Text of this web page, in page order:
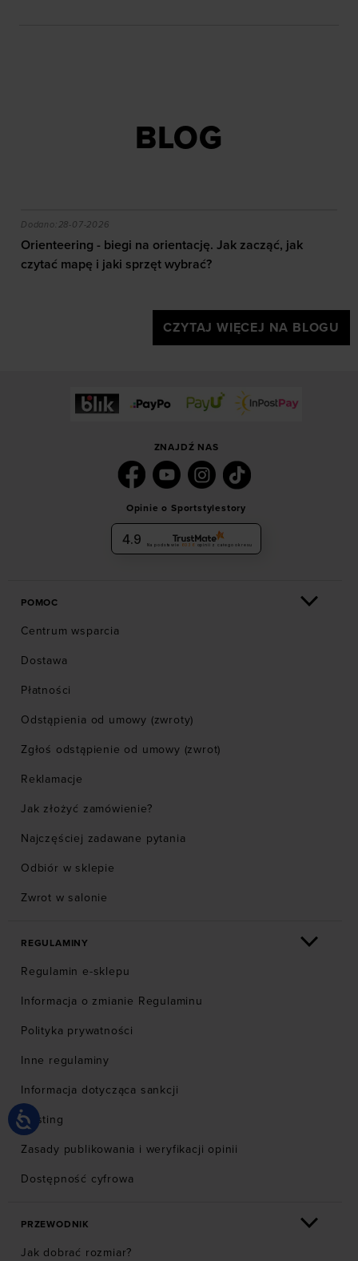
BLOG
efekty daje trening?
Orienteering - biegi na orientację. Jak zacząć, jak
Dodano:28-07-2026
Orienteering - biegi na orientację. Jak zacząć, jak
czytać mapę i jaki sprzęt wybrać?
CZYTAJ WIĘCEJ NA BLOGU
ZNAJDŹ NAS
Opinie o Sportstylestory
4.9 Na podstawie 6036 opinii z całego okresu
POMOC
Centrum wsparcia
Dostawa
Płatności
Odstąpienia od umowy (zwroty)
Zgłoś odstąpienie od umowy (zwrot)
Reklamacje
Jak złożyć zamówienie?
Najczęściej zadawane pytania
Odbiór w sklepie
Zwrot w salonie
REGULAMINY
Regulamin e-sklepu
Informacja o zmianie Regulaminu
Polityka prywatności
Inne regulaminy
Informacja dotycząca sankcji
Hosting
Zasady publikowania i weryfikacji opinii
Dostępność cyfrowa
PRZEWODNIK
Jak dobrać rozmiar?